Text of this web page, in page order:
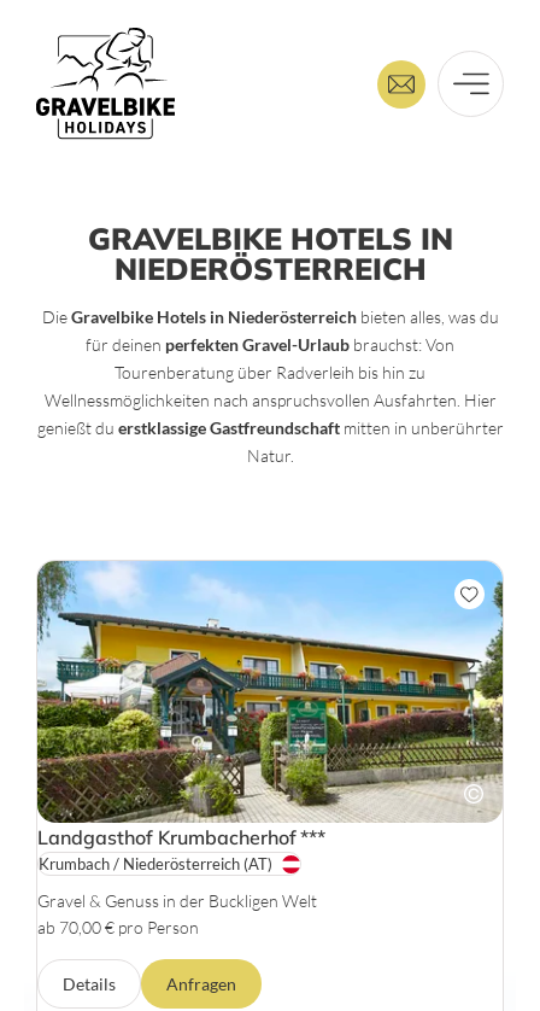
GRAVELBIKE HOTELS IN
NIEDERÖSTERREICH
DieGravelbike Hotels in Niederösterreichbieten alles, was du
für deinen perfekten Gravel-Urlaub brauchst: Von
Tourenberatung über Radverleih bis hin zu
Wellnessmöglichkeiten nach anspruchsvollen Ausfahrten. Hier
genießt du erstklassige Gastfreundschaftmitten in unberührter
Natur.
Landgasthof Krumbacherhof***
Krumbach / Niederösterreich (AT)
Gravel & Genuss in der Buckligen Welt
ab 70,00 € pro Person
Details Anfragen